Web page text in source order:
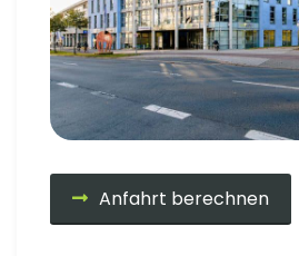
Anfahrt berechnen